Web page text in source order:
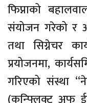
फिप्नाको
संयोजन गरेको र
तथा सिग्नेचर
प्रयोजनमा,
गरिएको संस्था